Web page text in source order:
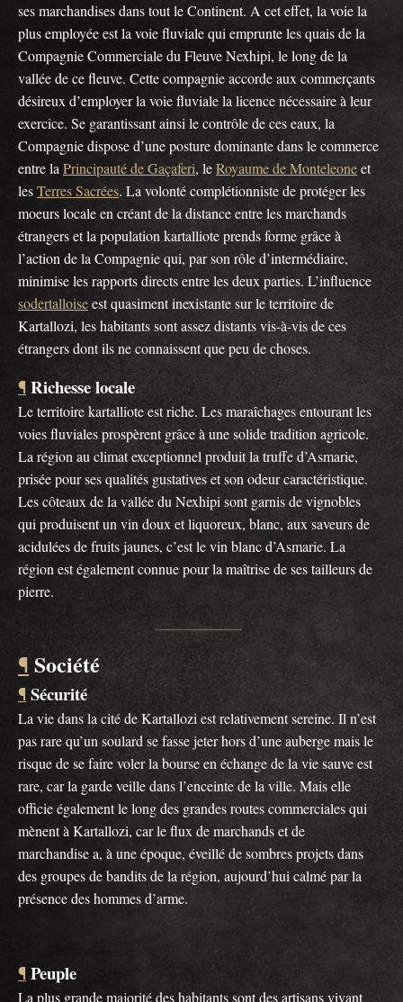
ses marchandises dans tout le Continent. A cet effet, la voie la
plus employée est la voie fluviale qui emprunte les quais de la
Compagnie Commerciale du Fleuve Nexhipi, le long de la
vallée de ce fleuve. Cette compagnie accorde aux commerçants
désireux d’employer la voie fluviale la licence nécessaire à leur
exercice. Se garantissant ainsi le contrôle de ces eaux, la
Compagnie dispose d’une posture dominante dans le commerce
entre laPrincipauté de Gaçaferi, leRoyaume de Monteleoneet
lesTerres Sacrées. La volonté complétionniste de protéger les
moeurs locale en créant de la distance entre les marchands
étrangers et la population kartalliote prends forme grâce à
l’action de la Compagnie qui, par son rôle d’intermédiaire,
minimise les rapports directs entre les deux parties. L’influence
sodertalloiseest quasiment inexistante sur le territoire de
Kartallozi, les habitants sont assez distants vis-à-vis de ces
étrangers dont ils ne connaissent que peu de choses.
¶ Richesse locale
Le territoire kartalliote est riche. Les maraîchages entourant les
voies fluviales prospèrent grâce à une solide tradition agricole.
La région au climat exceptionnel produit la truffe d’Asmarie,
prisée pour ses qualités gustatives et son odeur caractéristique.
Les côteaux de la vallée du Nexhipi sont garnis de vignobles
qui produisent un vin doux et liquoreux, blanc, aux saveurs de
acidulées de fruits jaunes, c’est le vin blanc d’Asmarie. La
région est également connue pour la maîtrise de ses tailleurs de
pierre.
¶ Société
¶ Sécurité
La vie dans la cité de Kartallozi est relativement sereine. Il n’est
pas rare qu’un soulard se fasse jeter hors d’une auberge mais le
risque de se faire voler la bourse en échange de la vie sauve est
rare, car la garde veille dans l’enceinte de la ville. Mais elle
officie également le long des grandes routes commerciales qui
mènent à Kartallozi, car le flux de marchands et de
marchandise a, à une époque, éveillé de sombres projets dans
des groupes de bandits de la région, aujourd’hui calmé par la
présence des hommes d’arme.
¶ Peuple
La plus grande majorité des habitants sont des artisans vivant